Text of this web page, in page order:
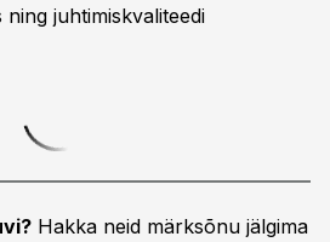
juhtimiskvaliteedi
Hakka neid märksõnu jälgima